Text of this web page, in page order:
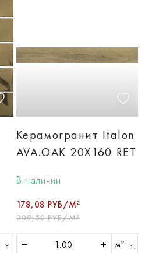
Керамогранит Italon
AVA.OAK 20X160 RET
В наличии
178,08 РУБ/М²
209,50 РУБ/М²
м²